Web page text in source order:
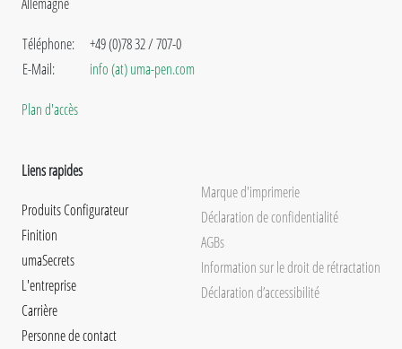
Téléphone:
E-Mail:
+49 (0)78 32 / 707-0
info (at) uma-pen.com
Plan d'accès
Liens rapides
Produits Configurateur
Finition
umaSecrets
L'entreprise
Carrière
Personne de contact
Marque d'imprimerie
Déclaration de confidentialité
AGBs
Information sur le droit de rétractation
Déclaration d’accessibilité